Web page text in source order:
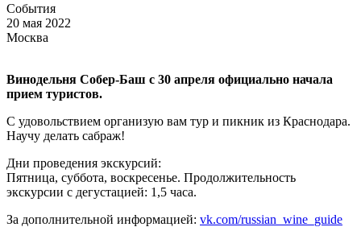
События
20 мая 2022
Москва
Винодельня Собер-Баш с 30 апреля официально начала
прием туристов.
С удовольствием организую вам тур и пикник из Краснодара.
Научу делать сабраж!
Дни проведения экскурсий:
Пятница, суббота, воскресенье. Продолжительность
экскурсии с дегустацией: 1,5 часа.
За дополнительной информацией: vk.com/russian_wine_guide